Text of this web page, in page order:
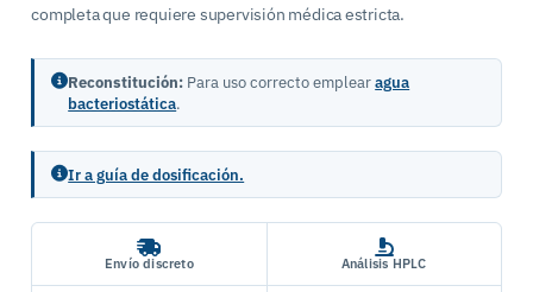
completa que requiere supervisión médica estricta.
Reconstitución: Para uso correcto emplearagua
bacteriostática.
Ir a guía de dosificación.
Envío discreto Análisis HPLC